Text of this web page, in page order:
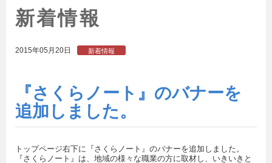
新着情報
2015年05月20日 新着情報
『さくらノート』のバナーを
追加しました。
トップページ右下に『さくらノート』のバナーを追加しました。
『さくらノート』は、地域の様々な職業の方に取材し、いきいきと